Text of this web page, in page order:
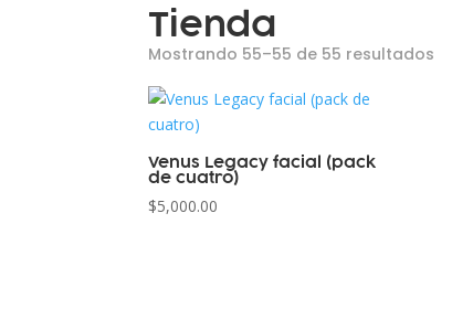
Tienda
Mostrando 55–55 de 55 resultados
Venus Legacy facial (pack
de cuatro)
$5,000.00